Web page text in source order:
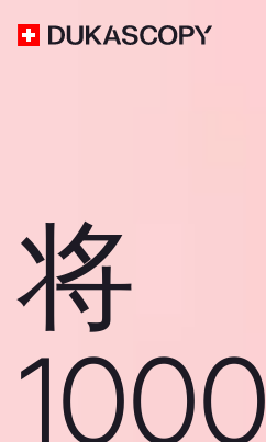
将
1000